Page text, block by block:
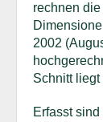
rechnen
2002
Schnitt
Erfasst